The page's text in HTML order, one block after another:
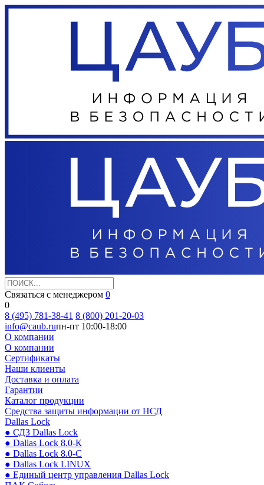
Связаться с менеджером 0
0
8 (495) 781-38-41 8 (800) 201-20-03
info@caub.ruпн-пт 10:00-18:00
О компании
О компании
Сертификаты
Наши клиенты
Доставка и оплата
Гарантии
Каталог продукции
Средства защиты информации от НСД
Dallas Lock
● СДЗ Dallas Lock
● Dallas Lock 8.0-К
● Dallas Lock 8.0-С
● Dallas Lock LINUX
● Единый центр управления Dallas Lock